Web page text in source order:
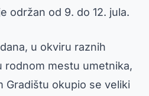
održan od 9. do 12. jula.
u okviru raznih
rodnom mestu umetnika,
Gradištu okupio se veliki